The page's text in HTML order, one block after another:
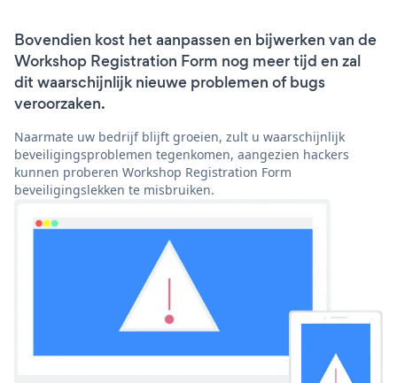
Bovendien kost het aanpassen en bijwerken van de
Workshop Registration Form nog meer tijd en zal
dit waarschijnlijk nieuwe problemen of bugs
veroorzaken.
Naarmate uw bedrijf blijft groeien, zult u waarschijnlijk
beveiligingsproblemen tegenkomen, aangezien hackers
kunnen proberen Workshop Registration Form
beveiligingslekken te misbruiken.